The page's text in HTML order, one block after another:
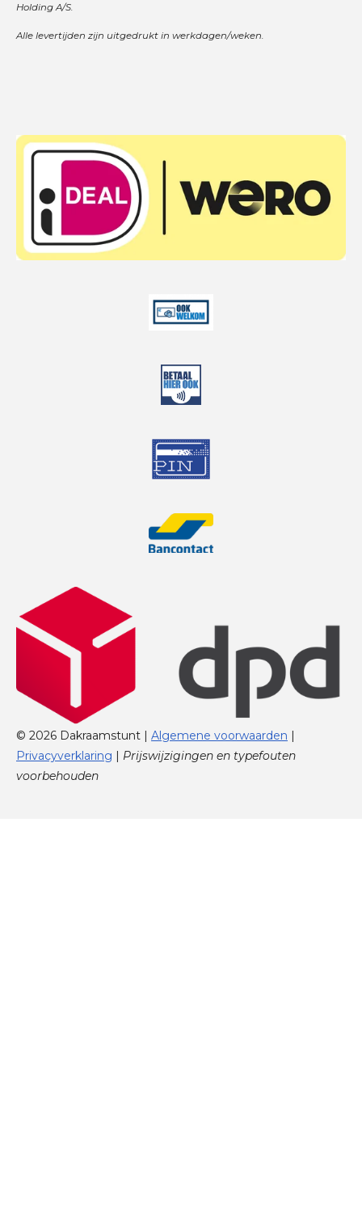
Holding A/S.
Alle levertijden zijn uitgedrukt in werkdagen/weken.
© 2026 Dakraamstunt | Algemene voorwaarden |
Privacyverklaring | Prijswijzigingen en typefouten
voorbehouden